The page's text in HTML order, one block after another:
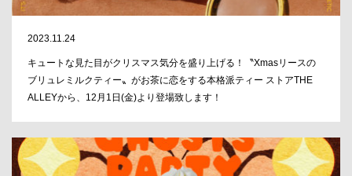
2023.11.24
キュートな⾒た⽬がクリスマス気分を盛り上げる！〝Xmasリースの
ブリュレミルクティー〟がお茶に恋をする本格派ティー ストアTHE
ALLEYから、12月1日(金)より登場致します！